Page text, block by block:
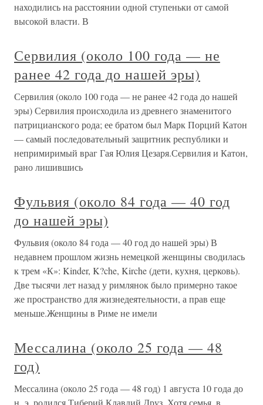
находились на расстоянии одной ступеньки от самой
высокой власти. В
Сервилия (около 100 года — не
ранее 42 года до нашей эры)
Сервилия (около 100 года — не ранее 42 года до нашей
эры) Сервилия происходила из древнего знаменитого
патрицианского рода; ее братом был Марк Порций Катон
— самый последовательный защитник республики и
непримиримый враг Гая Юлия Цезаря.Сервилия и Катон,
рано лишившись
Фульвия (около 84 года — 40 год
до нашей эры)
Фульвия (около 84 года — 40 год до нашей эры) В
недавнем прошлом жизнь немецкой женщины сводилась
к трем «К»: Kinder, K?che, Kirche (дети, кухня, церковь).
Две тысячи лет назад у римлянок было примерно такое
же пространство для жизнедеятельности, а прав еще
меньше.Женщины в Риме не имели
Мессалина (около 25 года — 48
год)
Мессалина (около 25 года — 48 год) 1 августа 10 года до
н. э. родился Тиберий Клавдий Друз. Хотя семья, в